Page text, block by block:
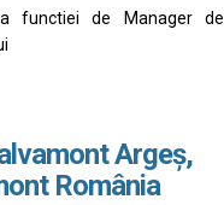
functiei de Manager de
Argeș,
România